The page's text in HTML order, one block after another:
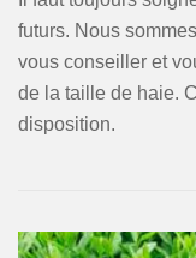
futurs. Nous
vous conseiller et
de la taille de haie.
disposition.